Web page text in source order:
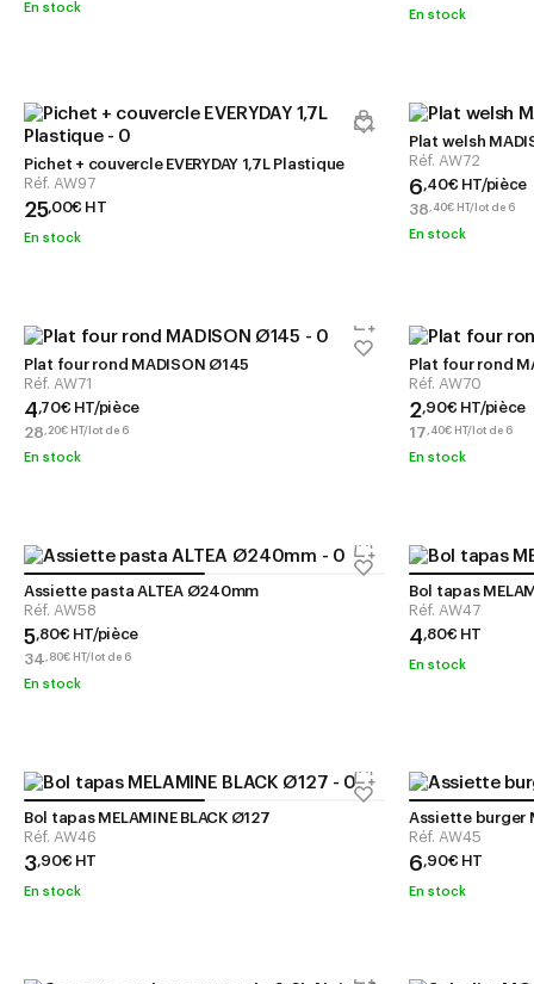
En stock
En stock
Pichet + couvercle EVERYDAY 1,7L Plastique
Réf. AW97
25,00€ HT
En stock
Plat welsh
Réf. AW72
6,40€ HT/pièce
38, 40€ HT/lot de 6
En stock
Plat four rond MADISON Ø145
Réf. AW71
4,70€ HT/pièce
28,20€ HT/lot de 6
En stock
Plat four rond
Réf. AW70
2,90€ HT/pièce
17, 40€ HT/lot de 6
En stock
Assiette pasta ALTEA Ø240mm
Réf. AW58
5,80€ HT/pièce
34, 80€ HT/lot de 6
En stock
Bol tapas
Réf. AW47
4,80€ HT
En stock
Bol tapas MELAMINE BLACK Ø127
Réf. AW46
3,90€ HT
En stock
Assiette burger
Réf. AW45
6,90€ HT
En stock